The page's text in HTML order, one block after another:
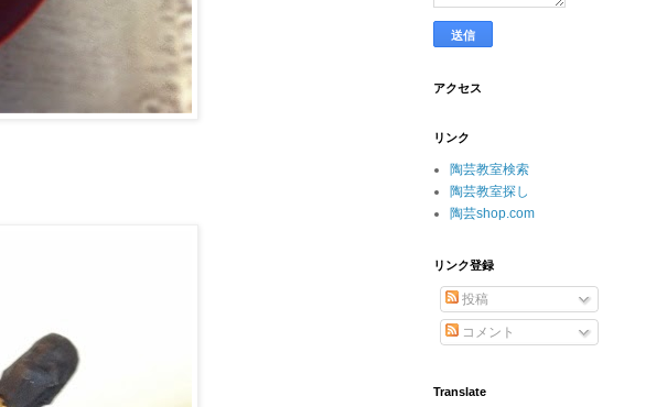
アクセス
リンク
陶芸教室検索
陶芸教室探し
陶芸shop.com
リンク登録
投稿
コメント
Translate